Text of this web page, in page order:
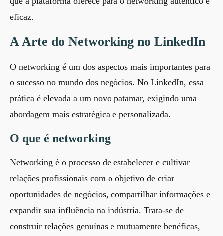
eficaz.
A Arte do Networking no LinkedIn
O networking é um dos aspectos mais importantes para
o sucesso no mundo dos negócios. No LinkedIn, essa
prática é elevada a um novo patamar, exigindo uma
abordagem mais estratégica e personalizada.
O que é networking
Networking é o processo de estabelecer e cultivar
relações profissionais com o objetivo de criar
oportunidades de negócios, compartilhar informações e
expandir sua influência na indústria. Trata-se de
construir relações genuínas e mutuamente benéficas,